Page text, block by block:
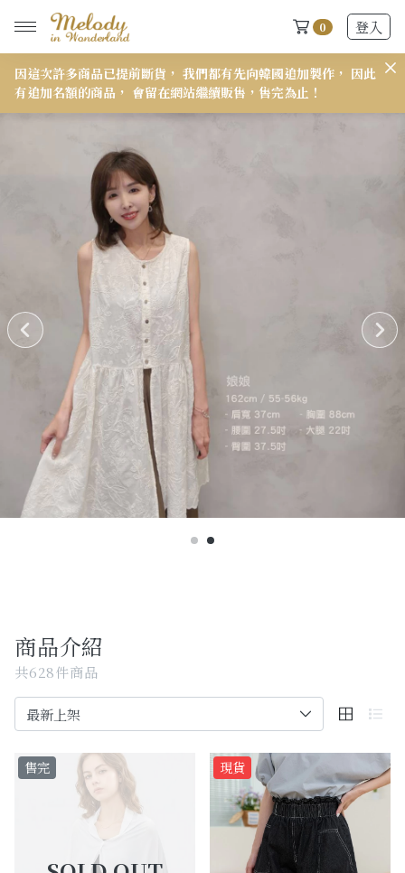
0 登入
New Arrivals
2026 S/S-03 盛夏新品
618快閃新品最後現貨
2026 S/S-02 最後現貨
2026 S/S-01 最後現貨
施華洛世奇水晶飾品區
Past Collections
全部
現貨專區-可快速出貨
C字頭商品- 防曬披肩/好穿內衣
最新消息
訂單查詢
關於我們
因這次許多商品已提前斷貨， 我們都有先向韓國追加製作， 因此
有追加名額的商品， 會留在網站繼續販售，售完為止！
商品介紹
共628件商品
售完 現貨